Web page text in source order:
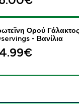
- Πρωτεΐνη
Ορού
- Βανίλια